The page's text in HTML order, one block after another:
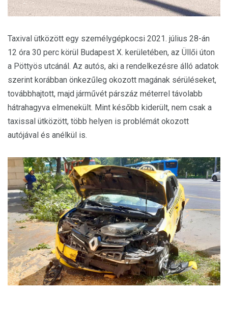
Taxival ütközött egy személygépkocsi 2021. július 28-án
12 óra 30 perc körül Budapest X. kerületében, az Üllői úton
a Pöttyös utcánál. Az autós, aki a rendelkezésre álló adatok
szerint korábban önkezűleg okozott magának sérüléseket,
továbbhajtott, majd járművét párszáz méterrel távolabb
hátrahagyva elmenekült. Mint később kiderült, nem csak a
taxissal ütközött, több helyen is problémát okozott
autójával és anélkül is.